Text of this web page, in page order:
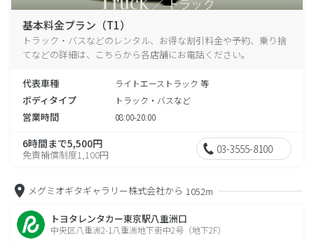
基本料金プラン（T1）
トラック・バスなどのレンタル、お得な割引料金や予約、乗り捨
てなどの詳細は、こちらから各店舗にお電話ください。
代表車種 ライトエーストラック 等
ボディタイプ トラック・バスなど
営業時間 08:00-20:00
6時間まで5,500円
免責補償制度1,100円 03-3555-8100
メグミオギタギャラリー株式会社から 1052m
トヨタレンタカー東京駅八重洲口
中央区八重洲2-1八重洲地下街中2号（地下2F）